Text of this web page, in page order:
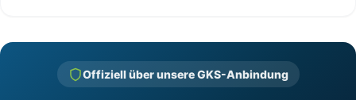
Offiziell über unsere GKS-Anbindung